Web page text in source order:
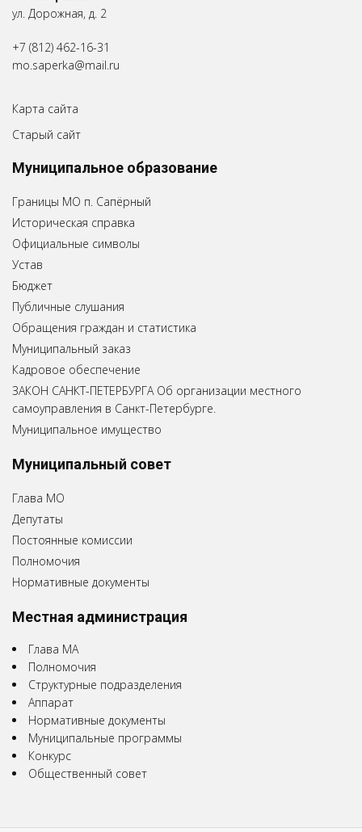
ул. Дорожная, д. 2
+7 (812) 462-16-31
mo.saperka@mail.ru
Карта сайта
Старый сайт
Муниципальное образование
Границы МО п. Сапёрный
Историческая справка
Официальные символы
Устав
Бюджет
Публичные слушания
Обращения граждан и статистика
Муниципальный заказ
Кадровое обеспечение
ЗАКОН САНКТ-ПЕТЕРБУРГА Об организации местного
самоуправления в Санкт-Петербурге.
Муниципальное имущество
Муниципальный совет
Глава МО
Депутаты
Постоянные комиссии
Полномочия
Нормативные документы
Местная администрация
Глава МА
Полномочия
Структурные подразделения
Аппарат
Нормативные документы
Муниципальные программы
Конкурс
Общественный совет